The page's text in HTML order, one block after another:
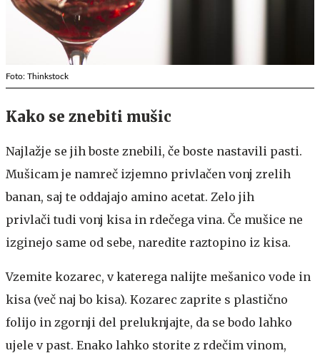
Foto: Thinkstock
Kako se znebiti mušic
Najlažje se jih boste znebili, če boste nastavili pasti.
Mušicam je namreč izjemno privlačen vonj zrelih
banan, saj te oddajajo amino acetat. Zelo jih
privlači tudi vonj kisa in rdečega vina. Če mušice ne
izginejo same od sebe, naredite raztopino iz kisa.
Vzemite kozarec, v katerega nalijte mešanico vode in
kisa (več naj bo kisa). Kozarec zaprite s plastično
folijo in zgornji del preluknjajte, da se bodo lahko
ujele v past. Enako lahko storite z rdečim vinom,